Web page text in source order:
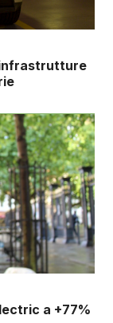
infrastrutture
a +77%